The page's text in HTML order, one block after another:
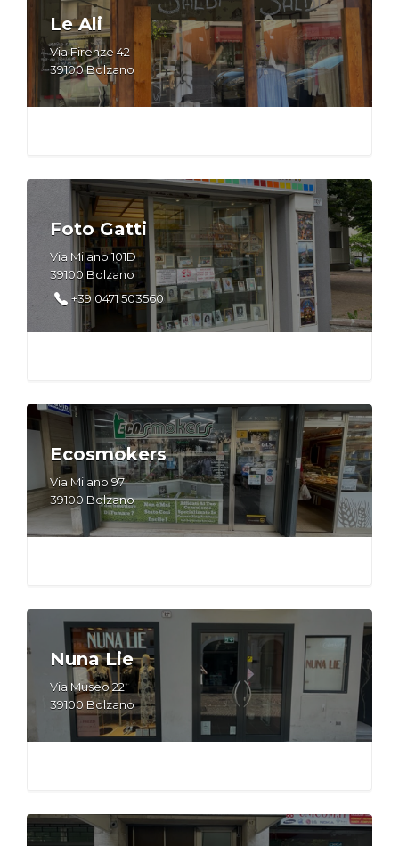
Le Ali
Via Firenze 42
39100 Bolzano
Foto Gatti
Via Milano 101D
39100 Bolzano
+39 0471 503560
Ecosmokers
Via Milano 97
39100 Bolzano
Nuna Lie
Via Museo 22
39100 Bolzano